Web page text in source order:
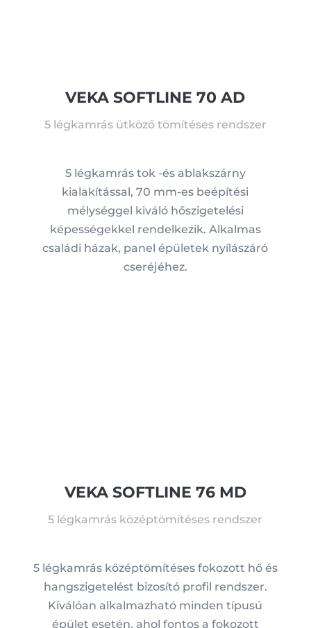
VEKA SOFTLINE 70 AD
5 légkamrás ütköző tömítéses rendszer
5 légkamrás tok -és ablakszárny
kialakítással, 70 mm-es beépítési
mélységgel kiváló hőszigetelési
képességekkel rendelkezik. Alkalmas
családi házak, panel épületek nyílászáró
cseréjéhez.
VEKA SOFTLINE 76 MD
5 légkamrás középtömítéses rendszer
5 légkamrás középtömítéses fokozott hő és
hangszigetelést bizosító profil rendszer.
Kíválóan alkalmazható minden típusú
épület esetén, ahol fontos a fokozott